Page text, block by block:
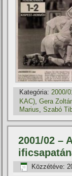
Kategória: 2000/
KAC),Gera
Marius ,Szabó
2001/02 –
Közzétéve: